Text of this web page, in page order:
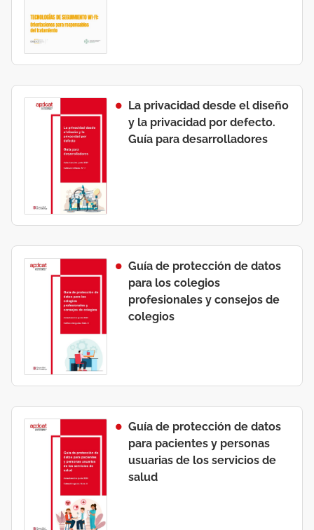
La privacidad desde el diseño
y la privacidad por defecto.
Guía para desarrolladores
Guía de protección de datos
para los colegios
profesionales y consejos de
colegios
Guía de protección de datos
para pacientes y personas
usuarias de los servicios de
salud